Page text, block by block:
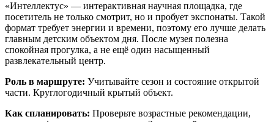
«Интеллектус» — интерактивная научная площадка, где
посетитель не только смотрит, но и пробует экспонаты. Такой
формат требует энергии и времени, поэтому его лучше делать
главным детским объектом дня. После музея полезна
спокойная прогулка, а не ещё один насыщенный
развлекательный центр.
Роль в маршруте: Учитывайте сезон и состояние открытой
части. Круглогодичный крытый объект.
Как спланировать: Проверьте возрастные рекомендации,